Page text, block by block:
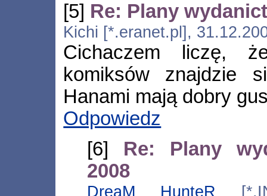
[5] Re: Plany
Kichi [*.eranet.pl],
Cichaczem liczę,
komiksów znajdzie
Hanami mają dobry
Odpowiedz
[6] Re: Plany
2008
DreaM HunteR